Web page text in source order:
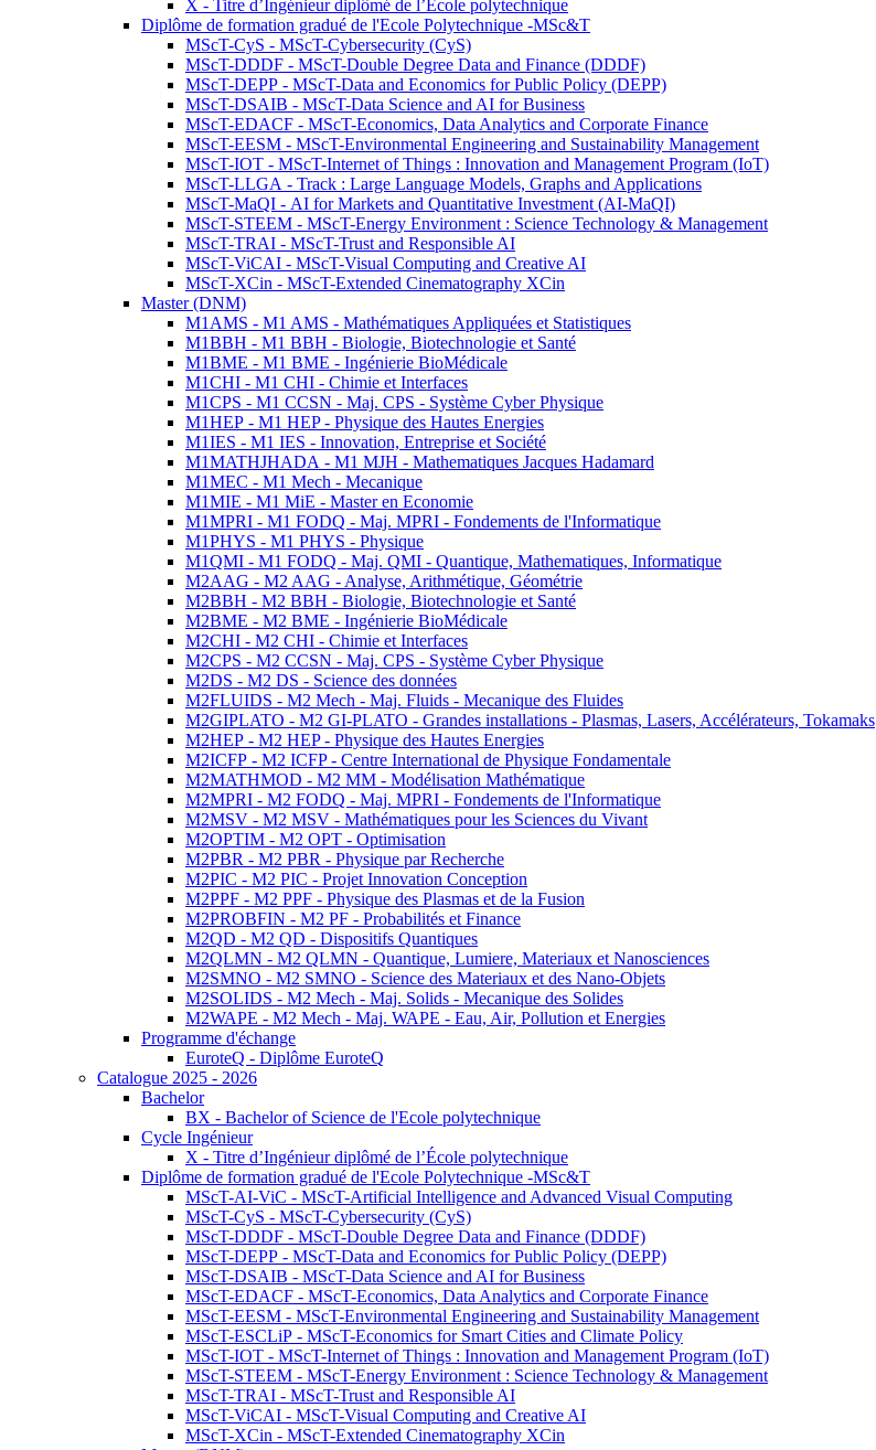
X - Titre d’Ingénieur diplômé de l’École polytechnique
Diplôme de formation gradué de l'Ecole Polytechnique -MSc&T
MScT-CyS - MScT-Cybersecurity (CyS)
MScT-DDDF - MScT-Double Degree Data and Finance (DDDF)
MScT-DEPP - MScT-Data and Economics for Public Policy (DEPP)
MScT-DSAIB - MScT-Data Science and AI for Business
MScT-EDACF - MScT-Economics, Data Analytics and Corporate Finance
MScT-EESM - MScT-Environmental Engineering and Sustainability Management
MScT-IOT - MScT-Internet of Things : Innovation and Management Program (IoT)
MScT-LLGA - Track : Large Language Models, Graphs and Applications
MScT-MaQI - AI for Markets and Quantitative Investment (AI-MaQI)
MScT-STEEM - MScT-Energy Environment : Science Technology & Management
MScT-TRAI - MScT-Trust and Responsible AI
MScT-ViCAI - MScT-Visual Computing and Creative AI
MScT-XCin - MScT-Extended Cinematography XCin
Master (DNM)
M1AMS - M1 AMS - Mathématiques Appliquées et Statistiques
M1BBH - M1 BBH - Biologie, Biotechnologie et Santé
M1BME - M1 BME - Ingénierie BioMédicale
M1CHI - M1 CHI - Chimie et Interfaces
M1CPS - M1 CCSN - Maj. CPS - Système Cyber Physique
M1HEP - M1 HEP - Physique des Hautes Energies
M1IES - M1 IES - Innovation, Entreprise et Société
M1MATHJHADA - M1 MJH - Mathematiques Jacques Hadamard
M1MEC - M1 Mech - Mecanique
M1MIE - M1 MiE - Master en Economie
M1MPRI - M1 FODQ - Maj. MPRI - Fondements de l'Informatique
M1PHYS - M1 PHYS - Physique
M1QMI - M1 FODQ - Maj. QMI - Quantique, Mathematiques, Informatique
M2AAG - M2 AAG - Analyse, Arithmétique, Géométrie
M2BBH - M2 BBH - Biologie, Biotechnologie et Santé
M2BME - M2 BME - Ingénierie BioMédicale
M2CHI - M2 CHI - Chimie et Interfaces
M2CPS - M2 CCSN - Maj. CPS - Système Cyber Physique
M2DS - M2 DS - Science des données
M2FLUIDS - M2 Mech - Maj. Fluids - Mecanique des Fluides
M2GIPLATO - M2 GI-PLATO - Grandes installations - Plasmas, Lasers, Accélérateurs, Tokamaks
M2HEP - M2 HEP - Physique des Hautes Energies
M2ICFP - M2 ICFP - Centre International de Physique Fondamentale
M2MATHMOD - M2 MM - Modélisation Mathématique
M2MPRI - M2 FODQ - Maj. MPRI - Fondements de l'Informatique
M2MSV - M2 MSV - Mathématiques pour les Sciences du Vivant
M2OPTIM - M2 OPT - Optimisation
M2PBR - M2 PBR - Physique par Recherche
M2PIC - M2 PIC - Projet Innovation Conception
M2PPF - M2 PPF - Physique des Plasmas et de la Fusion
M2PROBFIN - M2 PF - Probabilités et Finance
M2QD - M2 QD - Dispositifs Quantiques
M2QLMN - M2 QLMN - Quantique, Lumiere, Materiaux et Nanosciences
M2SMNO - M2 SMNO - Science des Materiaux et des Nano-Objets
M2SOLIDS - M2 Mech - Maj. Solids - Mecanique des Solides
M2WAPE - M2 Mech - Maj. WAPE - Eau, Air, Pollution et Energies
Programme d'échange
EuroteQ - Diplôme EuroteQ
Catalogue 2025 - 2026
Bachelor
BX - Bachelor of Science de l'Ecole polytechnique
Cycle Ingénieur
X - Titre d’Ingénieur diplômé de l’École polytechnique
Diplôme de formation gradué de l'Ecole Polytechnique -MSc&T
MScT-AI-ViC - MScT-Artificial Intelligence and Advanced Visual Computing
MScT-CyS - MScT-Cybersecurity (CyS)
MScT-DDDF - MScT-Double Degree Data and Finance (DDDF)
MScT-DEPP - MScT-Data and Economics for Public Policy (DEPP)
MScT-DSAIB - MScT-Data Science and AI for Business
MScT-EDACF - MScT-Economics, Data Analytics and Corporate Finance
MScT-EESM - MScT-Environmental Engineering and Sustainability Management
MScT-ESCLiP - MScT-Economics for Smart Cities and Climate Policy
MScT-IOT - MScT-Internet of Things : Innovation and Management Program (IoT)
MScT-STEEM - MScT-Energy Environment : Science Technology & Management
MScT-TRAI - MScT-Trust and Responsible AI
MScT-ViCAI - MScT-Visual Computing and Creative AI
MScT-XCin - MScT-Extended Cinematography XCin